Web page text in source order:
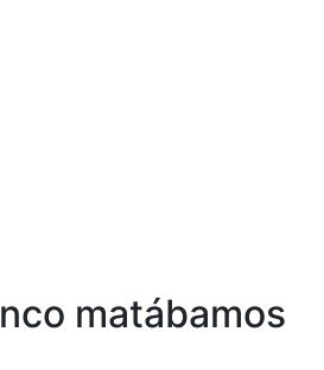
matábamos